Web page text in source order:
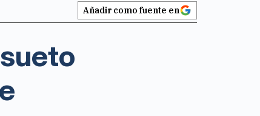
Añadir como fuente en